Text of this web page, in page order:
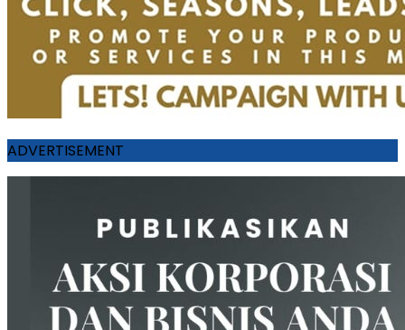
ADVERTISEMENT